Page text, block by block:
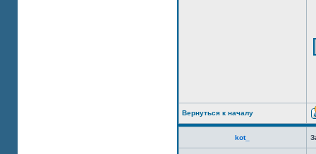
Вернуться к началу
kot_